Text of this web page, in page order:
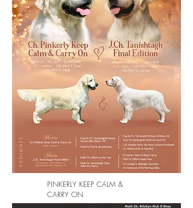
PINKERLY KEEP CALM &
CARRY ON